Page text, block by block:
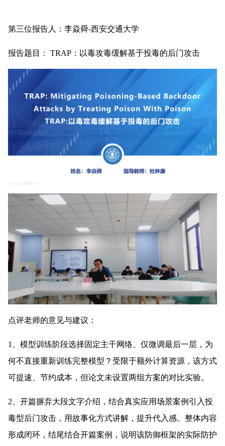
第三位报告人：李焱舜-西安交通大学
报告题目： TRAP：以毒攻毒缓解基于投毒的后门攻击
点评老师的意见与建议：
1、模型训练阶段选择固定主干网络、仅微调最后一层，为
何不直接重新训练完整模型？受限于额外计算资源，该方式
可提速、节约成本，但论文未设置两组方案的对比实验。
2、开篇摒弃大段文字介绍，结合真实应用场景案例引入投
毒型后门攻击，用故事化方式讲解，提升代入感。整体内容
形成闭环，结尾结合开篇案例，说明该防御框架的实际防护